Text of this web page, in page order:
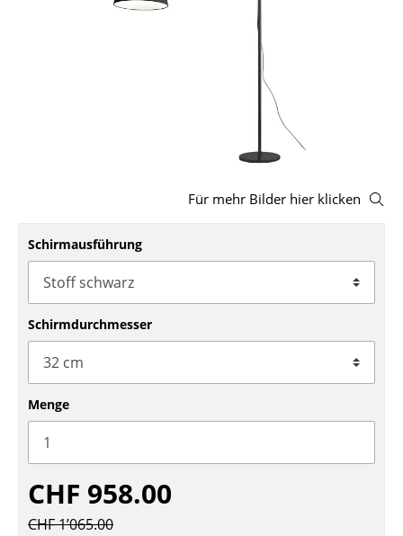
Bürodrehstühle
Konferenzstühle
Bürosessel
Einzelteile
... alle Sitzmöbel
Tische
Esstische
Beistelltische
Für mehr Bilder hier klicken
Schirmausführung
Schirmdurchmesser
Menge
CHF 958.00
CHF 1’065.00